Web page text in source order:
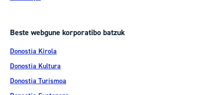
Beste webgune korporatibo batzuk
Donostia Kirola
Donostia Kultura
Donostia Turismoa